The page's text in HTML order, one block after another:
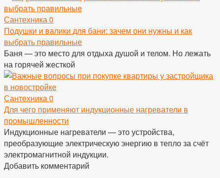
Сантехника 0
Подушки и валики для бани: зачем они нужны и как
выбрать правильные
Баня — это место для отдыха душой и телом. Но лежать
на горячей жесткой
Сантехника 0
Для чего применяют индукционные нагреватели в
промышленности
Индукционные нагреватели — это устройства,
преобразующие электрическую энергию в тепло за счёт
электромагнитной индукции.
Добавить комментарий